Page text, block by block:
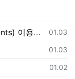
등록일
01.03
실시간 새로고침 SSE( Server-Sent Events) 이용하기
등록일
01.03
등록일
01.02